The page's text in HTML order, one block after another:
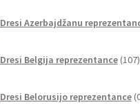
Dresi Azerbajdžanu
Dresi Belgija reprezentance 107
Dresi Belorusijo reprezentance